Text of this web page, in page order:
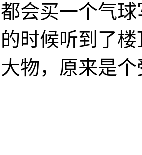
会买一个气
时候听到了
物，原来是